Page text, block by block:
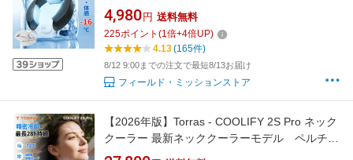
ち運び パーソナルクーラー キャンプ ゴルフ ひ
んやり 業務用 クール アウトドア ネックファン
ウォーキング すぐ冷える 夏 熱中症対策 父の日
プレゼント ギフト
4,980 円 送料無料
225ポイント (1 倍+4倍UP)
4.13(165件)
8/12 9:00までの注文で最短8/13お届け
フィールド・ミッションストア
【2026年版】Torras - COOLIFY 2S Pro ネック
クーラー 最新ネッククーラーモデル ペルチェ
素子 首掛け 冷却プレート クール 冷却 暑さ対